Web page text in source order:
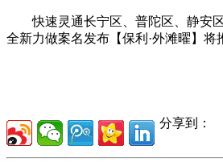
快速灵通长宁区、普陀区、静安区
全新力做案名发布【保利·外滩曜】将
分享到：